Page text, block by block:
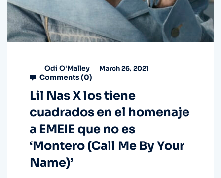
Odi O'Malley March 26, 2021
Comments (0)
Lil Nas X los tiene
cuadrados en el homenaje
a EMEIE que no es
‘Montero (Call Me By Your
Name)’